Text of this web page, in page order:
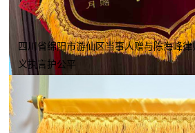
四川省绵阳市游仙区当事人赠与陈海峰
义执言护公平